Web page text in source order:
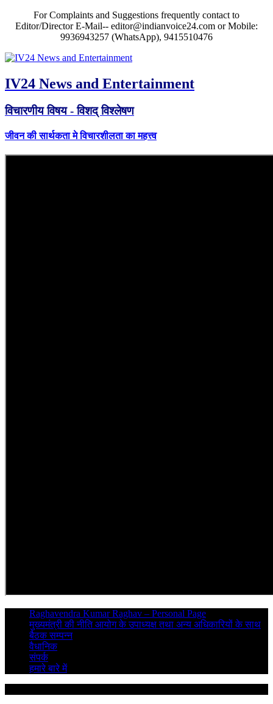
For Complaints and Suggestions frequently contact to
Editor/Director E-Mail-- editor@indianvoice24.com or Mobile:
9936943257 (WhatsApp), 9415510476
IV24 News and Entertainment
विचारणीय विषय - विशद् विश्लेषण
जीवन की सार्थकता मे विचारशीलता का महत्त्व
Raghavendra Kumar Raghav – Personal Page
मुख्यमंत्री की नीति आयोग के उपाध्यक्ष तथा अन्य अधिकारियों के साथ
बैठक सम्पन्न
वैधानिक
संपर्क
हमारे बारे में